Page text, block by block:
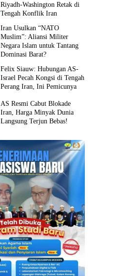
Riyadh-Washington Retak di
Tengah Konflik Iran
Iran Usulkan “NATO
Muslim”: Aliansi Militer
Negara Islam untuk Tantang
Dominasi Barat?
Felix Siauw: Hubungan AS-
Israel Pecah Kongsi di Tengah
Perang Iran, Ini Pemicunya
AS Resmi Cabut Blokade
Iran, Harga Minyak Dunia
Langsung Terjun Bebas!